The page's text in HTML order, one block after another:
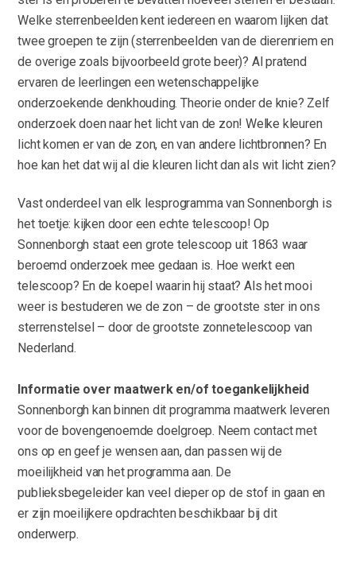
Welke sterrenbeelden kent iedereen en waarom lijken dat
twee groepen te zijn (sterrenbeelden van de dierenriem en
de overige zoals bijvoorbeeld grote beer)? Al pratend
ervaren de leerlingen een wetenschappelijke
onderzoekende denkhouding. Theorie onder de knie? Zelf
onderzoek doen naar het licht van de zon! Welke kleuren
licht komen er van de zon, en van andere lichtbronnen? En
hoe kan het dat wij al die kleuren licht dan als wit licht zien?
Vast onderdeel van elk lesprogramma van Sonnenborgh is
het toetje: kijken door een echte telescoop! Op
Sonnenborgh staat een grote telescoop uit 1863 waar
beroemd onderzoek mee gedaan is. Hoe werkt een
telescoop? En de koepel waarin hij staat? Als het mooi
weer is bestuderen we de zon – de grootste ster in ons
sterrenstelsel – door de grootste zonnetelescoop van
Nederland.
Informatie over maatwerk en/of toegankelijkheid
Sonnenborgh kan binnen dit programma maatwerk leveren
voor de bovengenoemde doelgroep. Neem contact met
ons op en geef je wensen aan, dan passen wij de
moeilijkheid van het programma aan. De
publieksbegeleider kan veel dieper op de stof in gaan en
er zijn moeilijkere opdrachten beschikbaar bij dit
onderwerp.